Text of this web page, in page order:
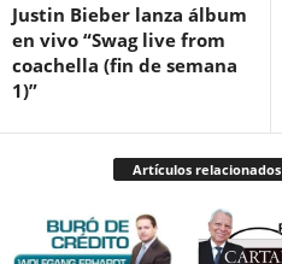
Justin Bieber lanza álbum
en vivo “Swag live from
coachella (fin de semana
1)”
Artículos relacionados